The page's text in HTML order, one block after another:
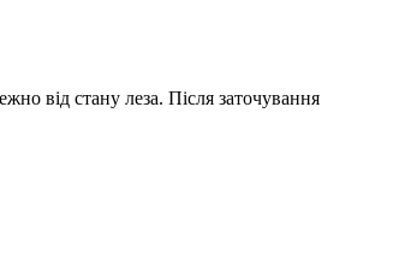
від стану леза. Після заточування